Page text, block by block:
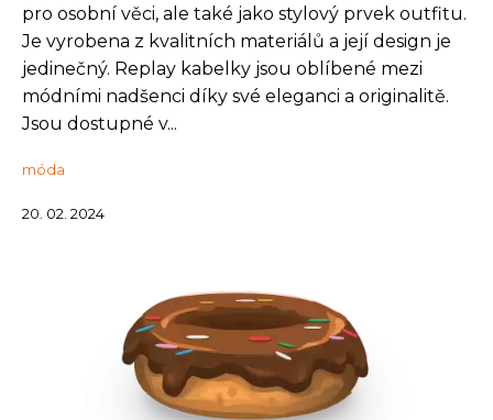
pro osobní věci, ale také jako stylový prvek outfitu.
Je vyrobena z kvalitních materiálů a její design je
jedinečný. Replay kabelky jsou oblíbené mezi
módními nadšenci díky své eleganci a originalitě.
Jsou dostupné v...
móda
20. 02. 2024